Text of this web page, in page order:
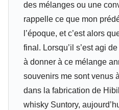
des mélanges ou une
rappelle ce que mon
l’époque, et c’est alors
final. Lorsqu’il s’est agi
à donner à ce mélange
souvenirs me sont venus
dans la fabrication de
whisky Suntory,